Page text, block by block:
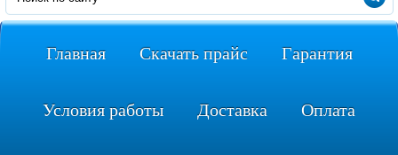
Главная Скачать прайс Гарантия
Условия работы Доставка Оплата